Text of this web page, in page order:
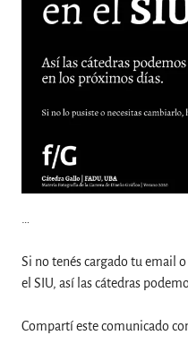
Si no tenés cargado tu email
el SIU, así las cátedras
Compartí este comunicado